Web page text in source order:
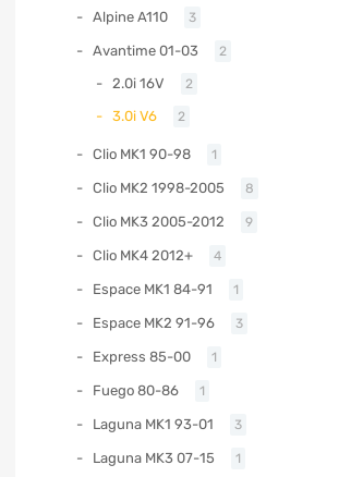
Alpine A110 3
Avantime 01-03 2
2.0i 16V 2
3.0i V6 2
Clio MK1 90-98 1
Clio MK2 1998-2005 8
Clio MK3 2005-2012 9
Clio MK4 2012+ 4
Espace MK1 84-91 1
Espace MK2 91-96 3
Express 85-00 1
Fuego 80-86 1
Laguna MK1 93-01 3
Laguna MK3 07-15 1